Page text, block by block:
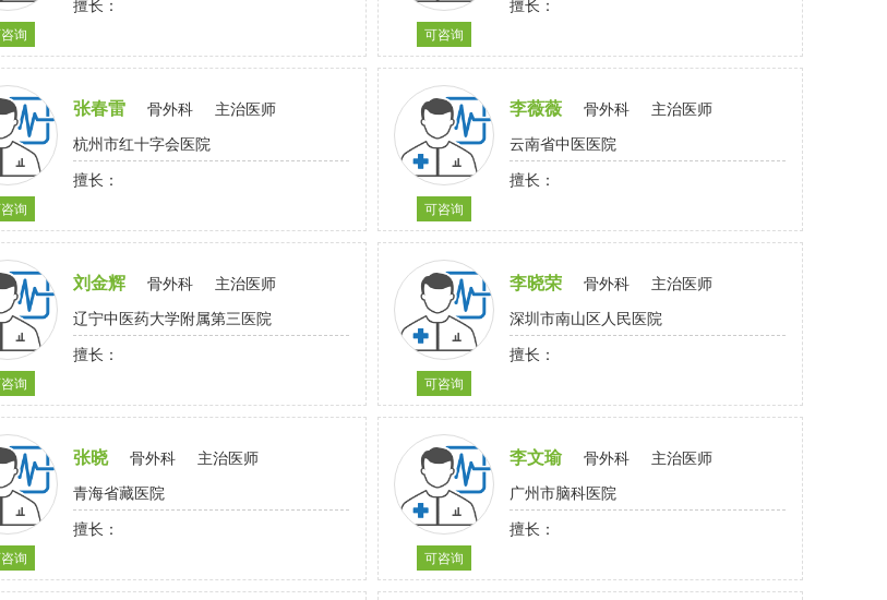
询 可咨询
询
张春雷 骨外科
主治医师
杭州市红十字会医院
擅长：
可咨询
李薇薇 骨外科
主治医师
云南省中医医院
擅长：
询
刘金辉 骨外科
主治医师
辽宁中医药大学附属第三医院
擅长：
可咨询
李晓荣 骨外科
主治医师
深圳市南山区人民医院
擅长：
询
张晓 骨外科
主治医师
青海省藏医院
擅长：
可咨询
李文瑜 骨外科
主治医师
广州市脑科医院
擅长：